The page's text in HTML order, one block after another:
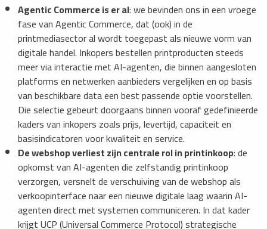
Agentic Commerce is er al: we bevinden ons in een vroege
fase van Agentic Commerce, dat (ook) in de
printmediasector al wordt toegepast als nieuwe vorm van
digitale handel. Inkopers bestellen printproducten steeds
meer via interactie met AI-agenten, die binnen aangesloten
platforms en netwerken aanbieders vergelijken en op basis
van beschikbare data een best passende optie voorstellen.
Die selectie gebeurt doorgaans binnen vooraf gedefinieerde
kaders van inkopers zoals prijs, levertijd, capaciteit en
basisindicatoren voor kwaliteit en service.
De webshop verliest zijn centrale rol in printinkoop: de
opkomst van AI-agenten die zelfstandig printinkoop
verzorgen, versnelt de verschuiving van de webshop als
verkoopinterface naar een nieuwe digitale laag waarin AI-
agenten direct met systemen communiceren. In dat kader
krijgt UCP (Universal Commerce Protocol) strategische